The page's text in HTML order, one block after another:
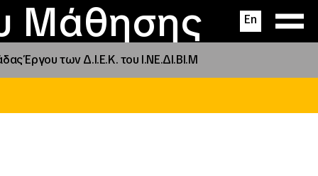
Μάθησης En
Έργου των Δ.Ι.Ε.Κ. του Ι.ΝΕ.ΔΙ.ΒΙ.Μ